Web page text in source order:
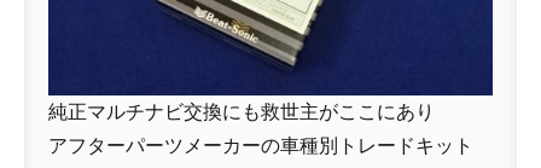
純正マルチナビ交換にも救世主がここにあり
アフターパーツメーカーの車種別トレードキット